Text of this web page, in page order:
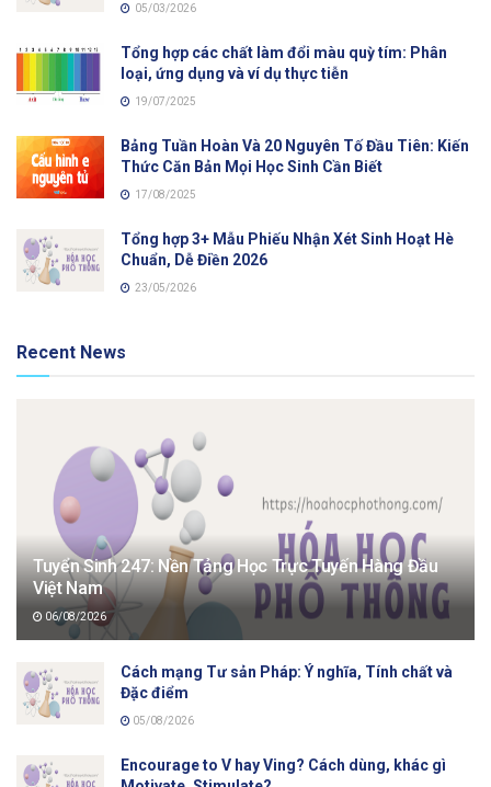
05/03/2026
Tổng hợp các chất làm đổi màu quỳ tím: Phân
loại, ứng dụng và ví dụ thực tiễn
19/07/2025
Bảng Tuần Hoàn Và 20 Nguyên Tố Đầu Tiên: Kiến
Thức Căn Bản Mọi Học Sinh Cần Biết
17/08/2025
Tổng hợp 3+ Mẫu Phiếu Nhận Xét Sinh Hoạt Hè
Chuẩn, Dễ Điền 2026
23/05/2026
Recent News
Tuyển Sinh 247: Nền Tảng Học Trực Tuyến Hàng Đầu
Việt Nam
06/08/2026
Cách mạng Tư sản Pháp: Ý nghĩa, Tính chất và
Đặc điểm
05/08/2026
Encourage to V hay Ving? Cách dùng, khác gì